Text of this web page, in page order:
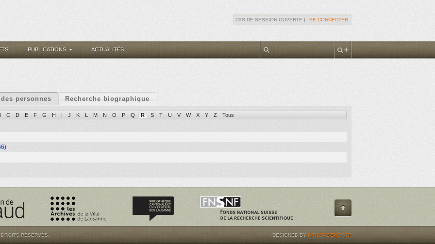
PAS DE SESSION OUVERTE | SE CONNECTER
PUBLICATIONS ACTUALITÉS
personnes Recherche biographique
C D E F G H I J K L M N O P Q R S T U V W X Y Z Tous
RÉSERVÉS. DESIGNED BY INNOVAGENCY.CH